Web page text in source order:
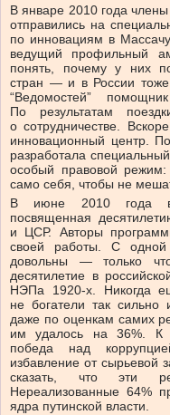
В январе 2010 года
отправились на
по инновациям в
ведущий профильный
понять, почему у них
стран — и в России
“Ведомостей”
По результатам
о сотрудничестве.
инновационный центр.
разработала
особый правовой режим:
само себя, чтобы не
В июне 2010 года в
посвященная
и ЦСР. Авторы
своей работы. С
довольны — только
десятилетие в
НЭПа 1920-х. Никогда
не богатели так сильно
даже по оценкам самих
им удалось на 36%. К
победа над
избавление от сырьевой
сказать, что эти
Нереализованные 64%
ядра путинской власти.